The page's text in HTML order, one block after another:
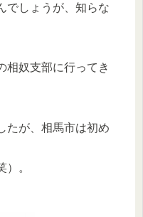
でしょうが、知らな
相奴支部に行ってき
たが、相馬市は初め
。